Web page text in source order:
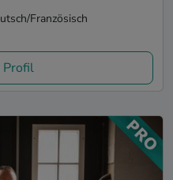
Französisch
Profil